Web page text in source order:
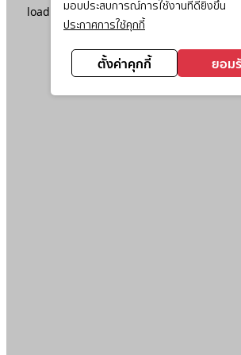
มอบประสบการณ์การใช้งานที่ดียิ่งขึ้น
ประกาศการใช้คุกกี้
ตั้งค่าคุกกี้ ยอม
loadingwww.ktc.co.th(see the browser
information).